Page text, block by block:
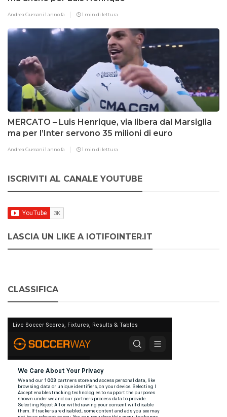
Andrea Gussoni1 anno fa 1 min di lettura
MERCATO – Luis Henrique, via libera dal Marsiglia
ma per l’Inter servono 35 milioni di euro
Andrea Gussoni1 anno fa 1 min di lettura
ISCRIVITI AL CANALE YOUTUBE
LASCIA UN LIKE A IOTIFOINTER.IT
CLASSIFICA